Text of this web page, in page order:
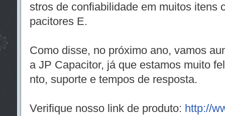
stros de confiabilidade em muitos itens
pacitores E.
Como disse, no próximo ano, vamos
a JP Capacitor, já que estamos muito
nto, suporte e tempos de resposta.
Verifique nosso link de produto: http://